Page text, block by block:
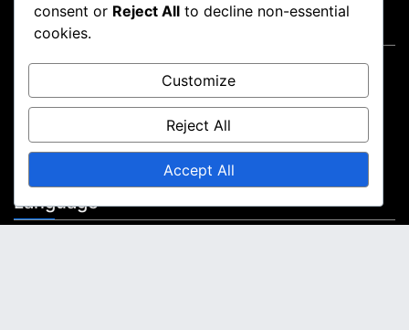
קישורים מהירים
צור קשר
קוקיות ומעקב
אודות
תנאים והגבלות
מדיניות פרטיות
Language
consent or Reject All to decline non-essential
cookies.
Customize
Reject All
Accept All